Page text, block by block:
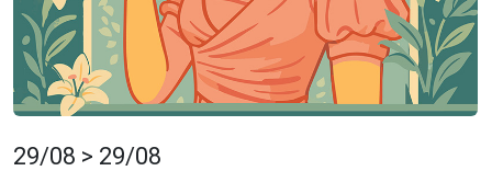
29/08 > 29/08